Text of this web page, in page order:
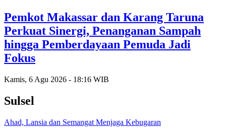
Pemkot Makassar dan Karang Taruna
Perkuat Sinergi, Penanganan Sampah
hingga Pemberdayaan Pemuda Jadi
Fokus
Kamis, 6 Agu 2026 - 18:16 WIB
Sulsel
Ahad, Lansia dan Semangat Menjaga Kebugaran